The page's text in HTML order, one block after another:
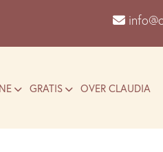
GRATIS OVER CLAUDIA